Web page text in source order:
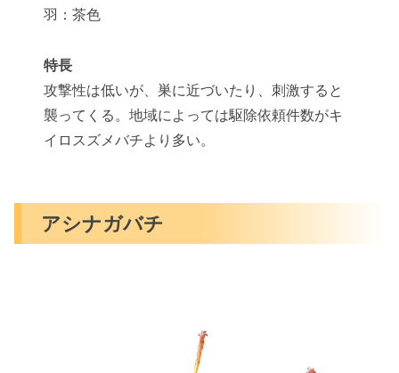
羽：茶色
特長
攻撃性は低いが、巣に近づいたり、刺激すると
襲ってくる。地域によっては駆除依頼件数がキ
イロスズメバチより多い。
アシナガバチ